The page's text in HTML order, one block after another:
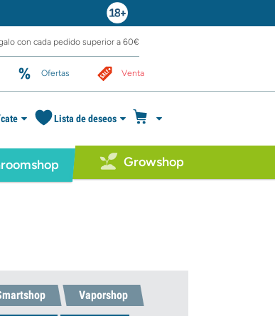
con cada pedido superior a 60€
Ofertas Venta
Lista de deseos
Growshop
Vaporshop